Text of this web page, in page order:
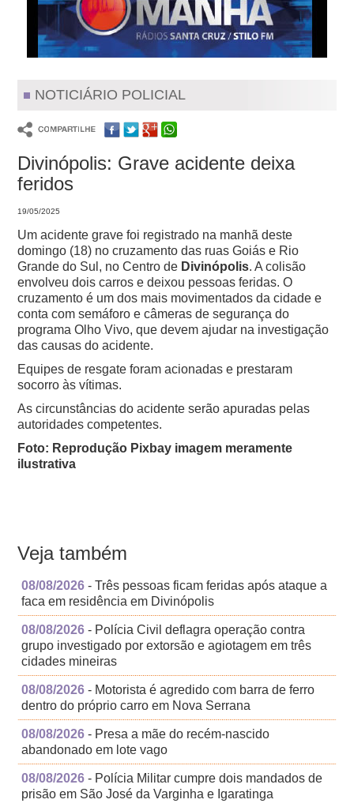
NOTICIÁRIO POLICIAL
Divinópolis: Grave acidente deixa
feridos
19/05/2025
Um acidente grave foi registrado na manhã deste
domingo (18) no cruzamento das ruas Goiás e Rio
Grande do Sul, no Centro de Divinópolis. A colisão
envolveu dois carros e deixou pessoas feridas. O
cruzamento é um dos mais movimentados da cidade e
conta com semáforo e câmeras de segurança do
programa Olho Vivo, que devem ajudar na investigação
das causas do acidente.
Equipes de resgate foram acionadas e prestaram
socorro às vítimas.
As circunstâncias do acidente serão apuradas pelas
autoridades competentes.
Foto: Reprodução Pixbay imagem meramente
ilustrativa
Veja também
08/08/2026 - Três pessoas ficam feridas após ataque a
faca em residência em Divinópolis
08/08/2026 - Polícia Civil deflagra operação contra
grupo investigado por extorsão e agiotagem em três
cidades mineiras
08/08/2026 - Motorista é agredido com barra de ferro
dentro do próprio carro em Nova Serrana
08/08/2026 - Presa a mãe do recém-nascido
abandonado em lote vago
08/08/2026 - Polícia Militar cumpre dois mandados de
prisão em São José da Varginha e Igaratinga